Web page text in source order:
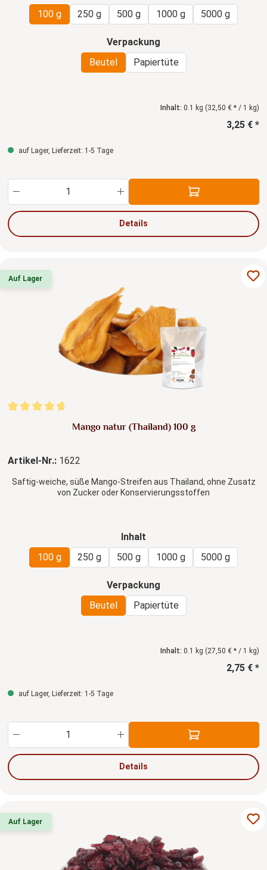
100 g
250 g 500 g 1000 g 5000 g
Verpackung
Beutel
Papiertüte
Inhalt: 0.1 kg (32,50 € * / 1 kg)
3,25 € *
auf Lager, Lieferzeit: 1-5 Tage
Produkt Anzahl: Gib den gewünschten Wert
Details
Auf Lager
Durchschnittliche Bewertung von 4.8 von 5 Sternen
Mango natur (Thailand) 100 g
Artikel-Nr.: 1622
Saftig-weiche, süße Mango-Streifen aus Thailand, ohne Zusatz
von Zucker oder Konservierungsstoffen
Inhalt
100 g
250 g 500 g 1000 g 5000 g
Verpackung
Beutel
Papiertüte
Inhalt: 0.1 kg (27,50 € * / 1 kg)
2,75 € *
auf Lager, Lieferzeit: 1-5 Tage
Produkt Anzahl: Gib den gewünschten Wert
Details
Auf Lager